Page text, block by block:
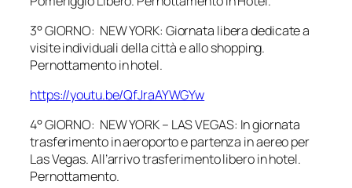
3° GIORNO: NEW YORK: Giornata libera dedicate a
visite individuali della città e allo shopping.
Pernottamento in hotel.
https://youtu.be/QfJraAYWGYw
4° GIORNO: NEW YORK – LAS VEGAS: In giornata
trasferimento in aeroporto e partenza in aereo per
Las Vegas. All’arrivo trasferimento libero in hotel.
Pernottamento.